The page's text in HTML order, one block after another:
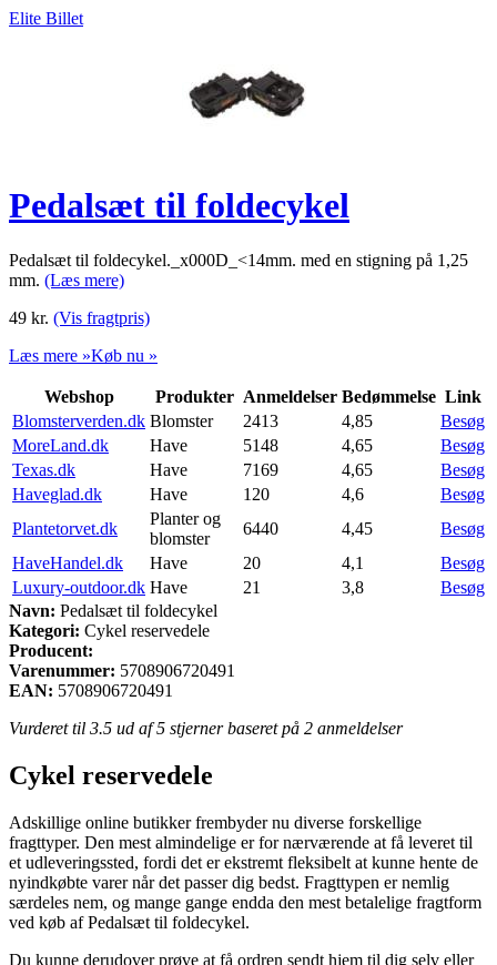
Elite Billet
Pedalsæt til foldecykel
Pedalsæt til foldecykel._x000D_<14mm. med en stigning på 1,25
mm. (Læs mere)
49 kr. (Vis fragtpris)
Læs mere »Køb nu »
Webshop Produkter Anmeldelser Bedømmelse Link
Blomsterverden.dk Blomster 2413 4,85
Besøg
MoreLand.dk
Have 5148 4,65
Besøg
Texas.dk
Have 7169 4,65
Besøg
Haveglad.dk
Have 120 4,6
Besøg
Plantetorvet.dk
Planter og
blomster
6440 4,45
Besøg
HaveHandel.dk
Have 20 4,1
Besøg
Luxury-outdoor.dk Have 21 3,8
Besøg
Navn: Pedalsæt til foldecykel
Kategori: Cykel reservedele
Producent:
Varenummer: 5708906720491
EAN: 5708906720491
Vurderet til 3.5 ud af 5 stjerner baseret på 2 anmeldelser
Cykel reservedele
Adskillige online butikker frembyder nu diverse forskellige
fragttyper. Den mest almindelige er for nærværende at få leveret til
et udleveringssted, fordi det er ekstremt fleksibelt at kunne hente de
nyindkøbte varer når det passer dig bedst. Fragttypen er nemlig
særdeles nem, og mange gange endda den mest betalelige fragtform
ved køb af Pedalsæt til foldecykel.
Du kunne derudover prøve at få ordren sendt hjem til dig selv eller